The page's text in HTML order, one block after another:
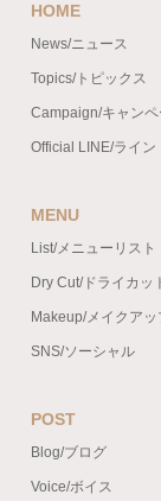
HOME
News/ニュース
Topics/トピックス
Campaign/キャンペ
Official LINE/ライン
MENU
List/メニューリスト
Dry Cut/ドライカッ
Makeup/メイクアッ
SNS/ソーシャル
POST
Blog/ブログ
Voice/ボイス